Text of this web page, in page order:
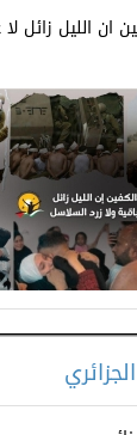
ان الليل زائل